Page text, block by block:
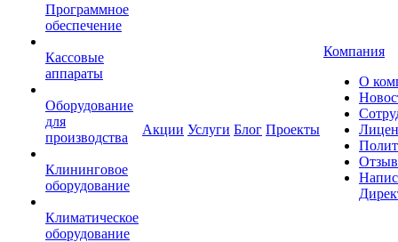
Программное
обеспечение
Кассовые
аппараты
Оборудование
для
производства
Клининговое
оборудование
Климатическое
оборудование
Акции Услуги Блог Проекты
Компания
О